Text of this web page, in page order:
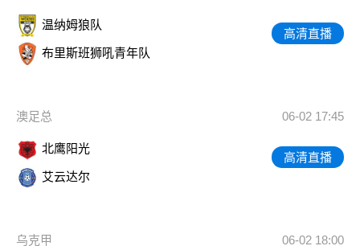
温纳姆狼队
布里斯班狮吼青年队
高清直播
澳足总 06-02 17:45
北鹰阳光
艾云达尔
高清直播
乌克甲 06-02 18:00